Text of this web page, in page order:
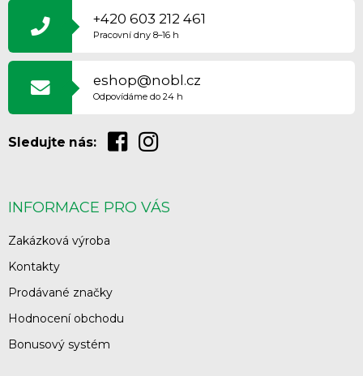
T
+420 603 212 461
Pracovní dny 8–16 h
eshop@nobl.cz
Odpovídáme do 24 h
Sledujte nás:
INFORMACE PRO VÁS
Zakázková výroba
Kontakty
Prodávané značky
Hodnocení obchodu
Bonusový systém